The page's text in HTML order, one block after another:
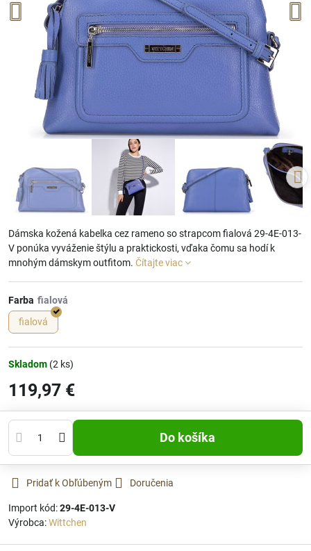
Dámska kožená kabelka cez rameno so strapcom fialová 29-4E-013-
V ponúka vyváženie štýlu a praktickosti, vďaka čomu sa hodí k
mnohým dámskym outfitom. Čítajte viac
Farba
fialová
Skladom (2 ks)
119,97 €
Do košíka
Pridať k Obľúbeným Doručenia
Import kód:29-4E-013-V
Výrobca:Wittchen